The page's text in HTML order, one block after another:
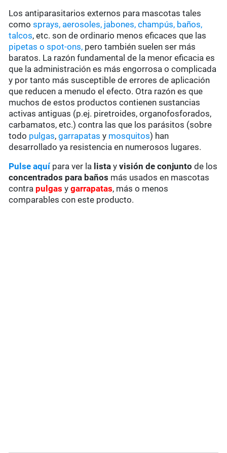
Los antiparasitarios externos para mascotas tales
comosprays, aerosoles, jabones, champús, baños,
talcos, etc. son de ordinario menos eficaces que las
pipetas o spot-ons, pero también suelen ser más
baratos. La razón fundamental de la menor eficacia es
que la administración es más engorrosa o complicada
y por tanto más susceptible de errores de aplicación
que reducen a menudo el efecto. Otra razón es que
muchos de estos productos contienen sustancias
activas antiguas (p.ej. piretroides, organofosforados,
carbamatos, etc.) contra las que los parásitos (sobre
todo pulgas,garrapatas y mosquitos) han
desarrollado ya resistencia en numerosos lugares.
Pulse aquípara ver la lista yvisión de conjunto de los
concentrados para baños más usados en mascotas
contra pulgas ygarrapatas, más o menos
comparables con este producto.